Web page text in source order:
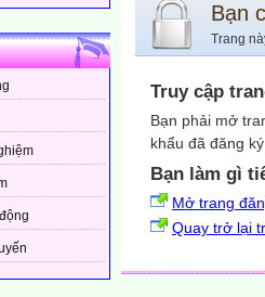
Bạn
Trang
Truy cập
Bạn phải mở
khẩu đã đăng
Bạn làm gì
Mở trang
Quay trở lại